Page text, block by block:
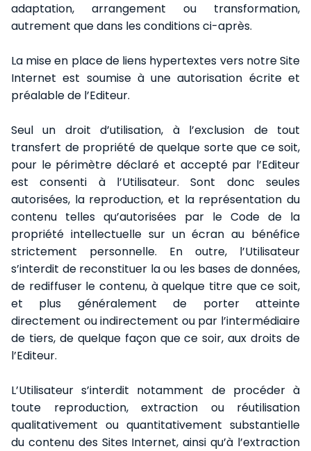
adaptation, arrangement ou transformation,
autrement que dans les conditions ci-après.
La mise en place de liens hypertextes vers notre Site
Internet est soumise à une autorisation écrite et
préalable de l’Editeur.
Seul un droit d’utilisation, à l’exclusion de tout
transfert de propriété de quelque sorte que ce soit,
pour le périmètre déclaré et accepté par l’Editeur
est consenti à l’Utilisateur. Sont donc seules
autorisées, la reproduction, et la représentation du
contenu telles qu’autorisées par le Code de la
propriété intellectuelle sur un écran au bénéfice
strictement personnelle. En outre, l’Utilisateur
s’interdit de reconstituer la ou les bases de données,
de rediffuser le contenu, à quelque titre que ce soit,
et plus généralement de porter atteinte
directement ou indirectement ou par l’intermédiaire
de tiers, de quelque façon que ce soir, aux droits de
l’Editeur.
L’Utilisateur s’interdit notamment de procéder à
toute reproduction, extraction ou réutilisation
qualitativement ou quantitativement substantielle
du contenu des Sites Internet, ainsi qu’à l’extraction